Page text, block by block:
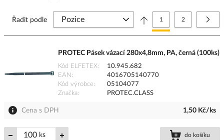
Stránka
Právě si prohlížíte
1 Stránka
2
Řadit podle
PROTEC Pásek vázací 280x4,8mm, PA, černá (100ks)
Kód ELFETEX
10.945.682
EAN
4016705140770
Kód výrobce
05104077
Značka
PROTEC.CLASS
Cena s DPH 1,50 Kč/ks
ks do košíku